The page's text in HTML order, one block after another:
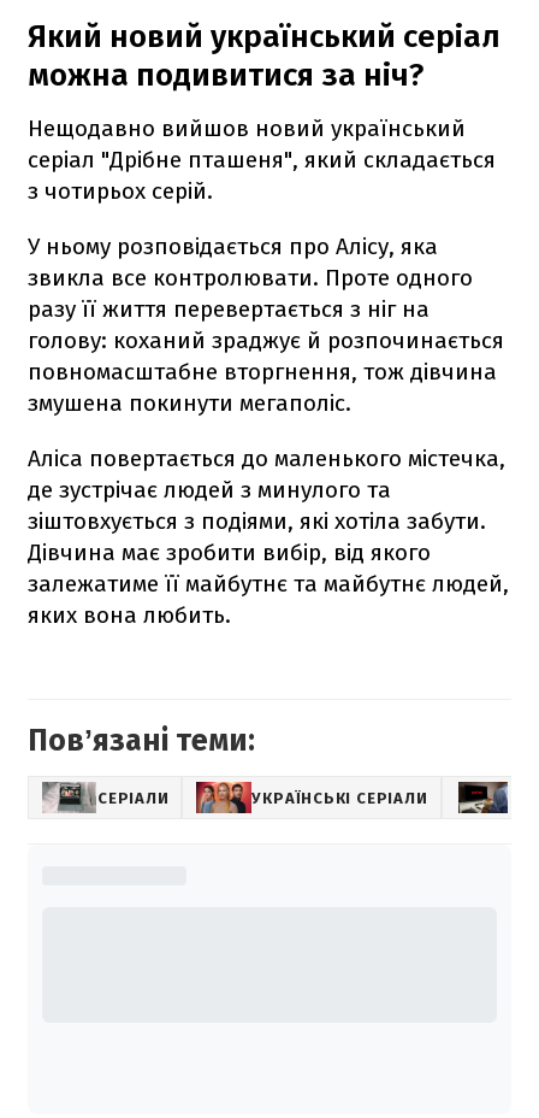
Який новий український серіал
можна подивитися за ніч?
Нещодавно вийшов новий український
серіал "Дрібне пташеня", який складається
з чотирьох серій.
У ньому розповідається про Алісу, яка
звикла все контролювати. Проте одного
разу її життя перевертається з ніг на
голову: коханий зраджує й розпочинається
повномасштабне вторгнення, тож дівчина
змушена покинути мегаполіс.
Аліса повертається до маленького містечка,
де зустрічає людей з минулого та
зіштовхується з подіями, які хотіла забути.
Дівчина має зробити вибір, від якого
залежатиме її майбутнє та майбутнє людей,
яких вона любить.
Повʼязані теми:
СЕРІАЛИ УКРАЇНСЬКІ СЕРІАЛИ